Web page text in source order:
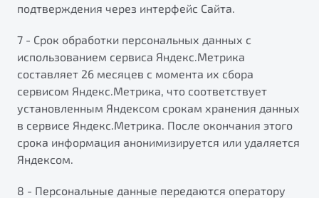
подтверждения через интерфейс Сайта.
7 - Срок обработки персональных данных с
использованием сервиса Яндекс.Метрика
составляет 26 месяцев с момента их сбора
сервисом Яндекс.Метрика, что соответствует
установленным Яндексом срокам хранения данных
в сервисе Яндекс.Метрика. После окончания этого
срока информация анонимизируется или удаляется
Яндексом.
8 - Персональные данные передаются оператору